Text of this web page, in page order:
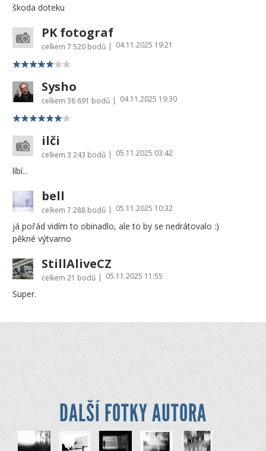
škoda doteku
PK fotograf
celkem 7 520 bodů | 04.11.2025 19:21
Sysho
celkem 38 691 bodů | 04.11.2025 19:30
ilči
celkem 3 243 bodů | 05.11.2025 03:42
líbí...
bell
celkem 7 288 bodů | 05.11.2025 10:32
já pořád vidím to obinadlo, ale to by se nedrátovalo :)
pěkné výtvarno
StillAliveCZ
celkem 21 bodů | 05.11.2025 11:55
Super.
DALŠÍ FOTKY AUTORA